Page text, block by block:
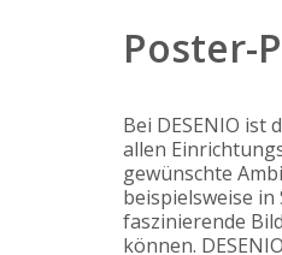
Poster-
Bei DESENIO
allen
gewünschte
beispielsweise
faszinierende
können.